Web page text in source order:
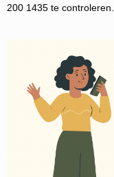
200 1435 te controleren.